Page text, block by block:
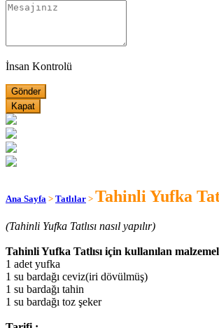
İnsan Kontrolü
Kapat
Ana Sayfa > Tatlılar > Tahinli Yufka
(Tahinli Yufka Tatlısı nasıl yapılır)
Tahinli Yufka Tatlısı için kullanılan
1 adet yufka
1 su bardağı ceviz(iri dövülmüş)
1 su bardağı tahin
1 su bardağı toz şeker